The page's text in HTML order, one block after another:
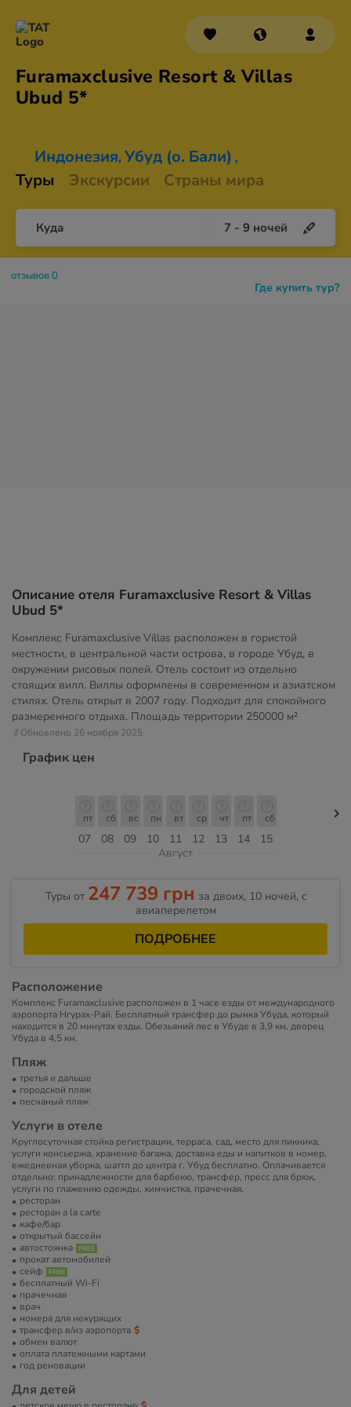
Furamaxclusive Resort & Villas
Ubud 5*
Индонезия, Убуд (о. Бали) ,
Туры Экскурсии Страны мира
Куда 7 - 9 ночей
Где купить тур?
отзывов 0
Описание отеля Furamaxclusive Resort & Villas
Ubud 5*
Комплекс Furamaxclusive Villas расположен в гористой
местности, в центральной части острова, в городе Убуд, в
окружении рисовых полей. Отель состоит из отдельно
стоящих вилл. Виллы оформлены в современном и азиатском
стилях. Отель открыт в 2007 году. Подходит для спокойного
размеренного отдыха. Площадь территории 250000 м²
// Обновлено 26 ноября 2025
График цен
07
пт
08
сб
09
вс
10
пн
11
вт
12
ср
13
чт
14
пт
15
сб
Август
Туры от 247 739 грн за двоих, 10 ночей, c
авиаперелетом
ПОДРОБНЕЕ
Расположение
Комплекс Furamaxclusive расположен в 1 часе езды от международного
аэропорта Нгурах-Рай. Бесплатный трансфер до рынка Убуда, который
находится в 20 минутах езды. Обезьяний лес в Убуде в 3,9 км, дворец
Убуда в 4,5 км.
Пляж
третья и дальше
городской пляж
песчаный пляж
Услуги в отеле
Круглосуточная стойка регистрации, терраса, сад, место для пикника,
услуги консьержа, хранение багажа, доставка еды и напитков в номер,
ежедневная уборка, шаттл до центра г. Убуд бесплатно. Оплачивается
отдельно: принадлежности для барбекю, трансфер, пресс для брюк,
услуги по глажению одежды, химчистка, прачечная.
ресторан
ресторан a la carte
кафе/бар
открытый бассейн
автостоянка
прокат автомобилей
сейф
бесплатный Wi-Fi
прачечная
врач
номера для некурящих
трансфер в/из аэропорта
обмен валют
оплата платежными картами
год реновации
Для детей